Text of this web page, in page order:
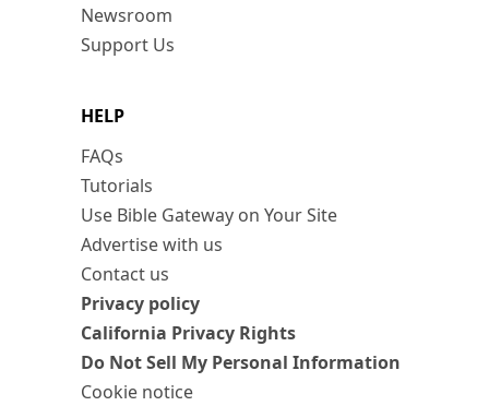
Newsroom
Support Us
HELP
FAQs
Tutorials
Use Bible Gateway on Your Site
Advertise with us
Contact us
Privacy policy
California Privacy Rights
Do Not Sell My Personal Information
Cookie notice